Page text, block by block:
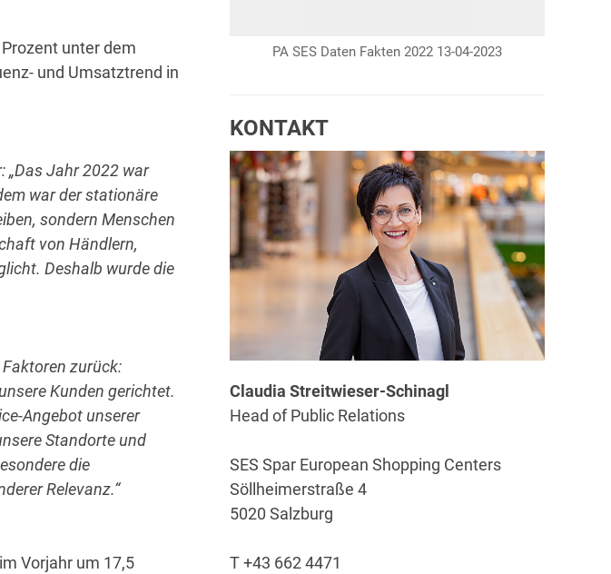
unter dem
und Umsatztrend in
„Das Jahr 2022 war
war der stationäre
sondern Menschen
von Händlern,
Deshalb wurde die
zurück:
Kunden gerichtet.
Angebot unserer
Standorte und
die
Relevanz.“
Vorjahr um 17,5
PA SES Daten Fakten 2022 13-04-2023
KONTAKT
Claudia Streitwieser-Schinagl
Head of Public Relations
SES Spar European Shopping Centers
Söllheimerstraße 4
5020 Salzburg
T +43 662 4471